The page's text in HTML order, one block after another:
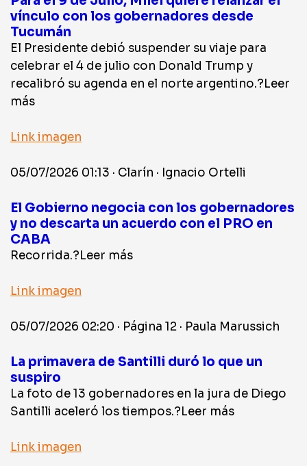
vínculo con los gobernadores desde
Tucumán
El Presidente debió suspender su viaje para
celebrar el 4 de julio con Donald Trump y
recalibró su agenda en el norte argentino.?Leer
más
Link imagen
05/07/2026 01:13 · Clarín · Ignacio Ortelli
El Gobierno negocia con los gobernadores
y no descarta un acuerdo con el PRO en
CABA
Recorrida.?Leer más
Link imagen
05/07/2026 02:20 · Página 12 · Paula Marussich
La primavera de Santilli duró lo que un
suspiro
La foto de 13 gobernadores en la jura de Diego
Santilli aceleró los tiempos.?Leer más
Link imagen